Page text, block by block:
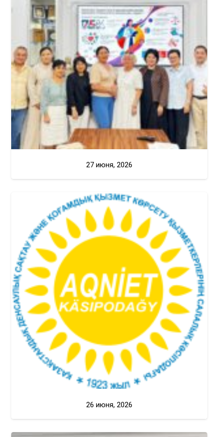
27 июня, 2026
26 июня, 2026